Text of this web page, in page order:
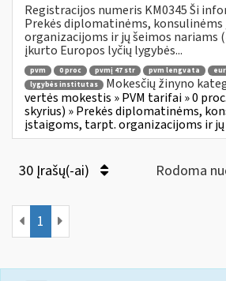
Registracijos numeris KM0345 Ši
Prekės diplomatinėms,
organizacijoms ir jų šeimos nariams
įkurto Europos lyčių lygybės...
pvm 0 proc pvmį 47 str pvm lengvata
lygybės institutas
Mokesčių žinyno
vertės mokestis » PVM tarifai » 0
skyrius) » Prekės diplomatinėms,
įstaigoms, tarpt. organizacijoms ir jų
30 Įrašų(-ai) Rodoma
1